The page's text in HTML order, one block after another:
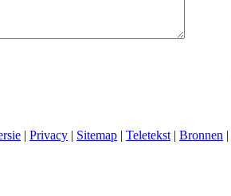
| Privacy | Sitemap | Teletekst | Bronnen |